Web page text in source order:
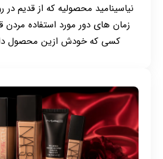
نیاسینامید محصولیه که از قدیم در
زمان های دور مورد استفاده مردن
کسی که خودش ازین محصول